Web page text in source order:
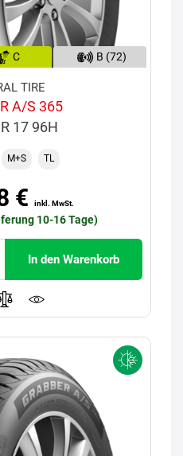
C B (72)
TIRE
A/S 365
17 96H
M+S TL
€ inkl. MwSt.
10-16 Tage)
In den Warenkorb